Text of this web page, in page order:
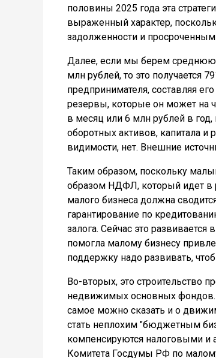
половины 2025 года эта
выраженный характер,
задолженности и
Далее, если мы берем среднюю
млн рублей, то это получается
предпринимателя, составляя
резервы, которые он может на
в месяц или 6 млн рублей в
оборотных активов, капитала и
видимости, нет. Внешние
Таким образом, поскольку
образом НДФЛ, который идет в
малого бизнеса должна
гарантирование по
залога. Сейчас это
помогла малому бизнесу
поддержку надо развивать,
Во-вторых, это строительство
недвижимых основных фондов.
самое можно сказать и о
стать неплохим "бюджетным
компенсируются налоговыми и
Комитета Госдумы РФ по